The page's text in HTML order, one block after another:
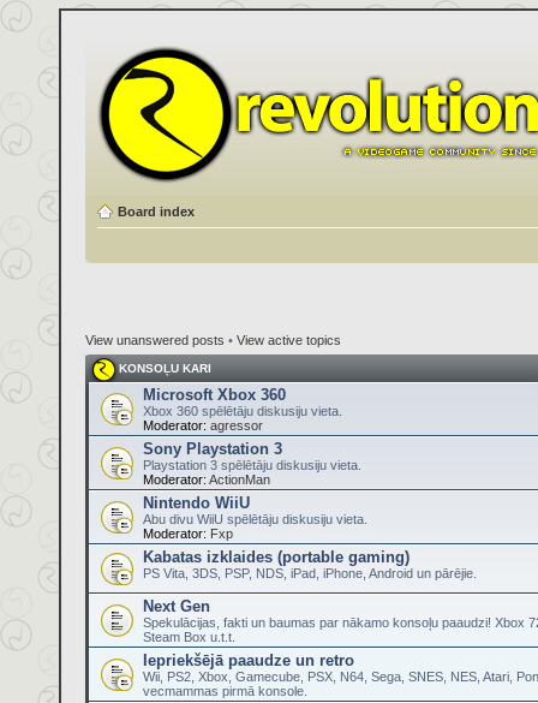
Board index
View unanswered posts • View active topics
KONSOĻU KARI
Microsoft Xbox 360
Xbox 360 spēlētāju diskusiju vieta.
Moderator: agressor
Sony Playstation 3
Playstation 3 spēlētāju diskusiju vieta.
Moderator: ActionMan
Nintendo WiiU
Abu divu WiiU spēlētāju diskusiju vieta.
Moderator: Fxp
Kabatas izklaides (portable gaming)
PS Vita, 3DS, PSP, NDS, iPad, iPhone, Android un pārējie.
Next Gen
Spekulācijas, fakti un baumas par nākamo konsoļu paaudzi! Xbox
Steam Box u.t.t.
Iepriekšējā paaudze un retro
Wii, PS2, Xbox, Gamecube, PSX, N64, Sega, SNES, NES, Atari,
vecmammas pirmā konsole.